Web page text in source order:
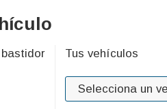
Tus vehículos